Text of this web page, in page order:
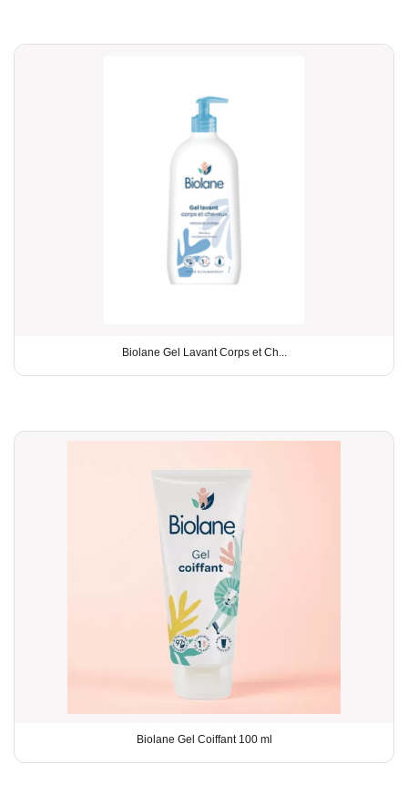
Biolane Gel Lavant Corps et Ch...
Biolane Gel Coiffant 100 ml